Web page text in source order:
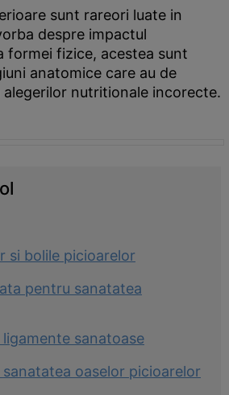
sunt rareori luate in
despre impactul
formei fizice, acestea sunt
anatomice care au de
nutritionale incorecte.
si bolile picioarelor
pentru sanatatea
sanatoase
oaselor picioarelor